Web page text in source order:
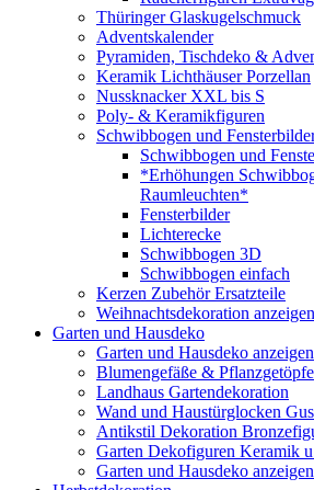
Thüringer Glaskugelschmuck
Adventskalender
Pyramiden, Tischdeko &
Keramik Lichthäuser Porzellan
Nussknacker XXL bis S
Poly- & Keramikfiguren
Schwibbogen und
Schwibbogen und
*Erhöhungen
Raumleuchten*
Fensterbilder
Lichterecke
Schwibbogen 3D
Schwibbogen einfach
Kerzen Zubehör Ersatzteile
Weihnachtsdekoration anzeigen
Garten und Hausdeko
Garten und Hausdeko anzeigen
Blumengefäße & Pflanzgetöpfe
Landhaus Gartendekoration
Wand und Haustürglocken
Antikstil Dekoration
Garten Dekofiguren Keramik
Garten und Hausdeko anzeigen